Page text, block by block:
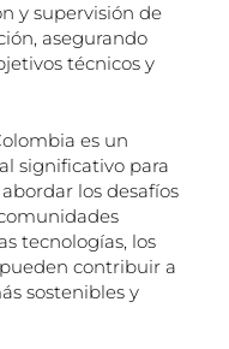
y supervisión de
asegurando
técnicos y
es un
significativo para
los desafíos
tecnologías, los
contribuir a
sostenibles y